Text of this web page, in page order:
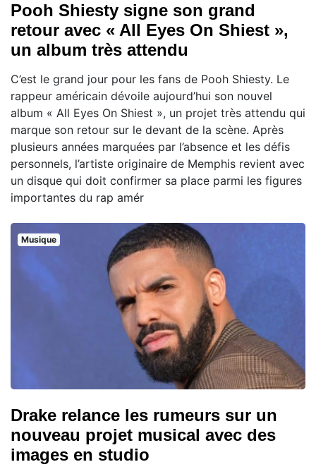
Pooh Shiesty signe son grand
retour avec « All Eyes On Shiest »,
un album très attendu
C’est le grand jour pour les fans de Pooh Shiesty. Le
rappeur américain dévoile aujourd’hui son nouvel
album « All Eyes On Shiest », un projet très attendu qui
marque son retour sur le devant de la scène. Après
plusieurs années marquées par l’absence et les défis
personnels, l’artiste originaire de Memphis revient avec
un disque qui doit confirmer sa place parmi les figures
importantes du rap amér
Musique
Drake relance les rumeurs sur un
nouveau projet musical avec des
images en studio